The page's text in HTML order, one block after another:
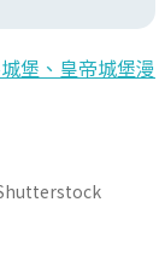
堡、皇帝城堡漫